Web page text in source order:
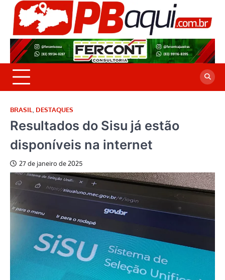
Skip
content
BRASIL DESTAQUES
Resultados do Sisu já estão
disponíveis na internet
27 de janeiro de 2025